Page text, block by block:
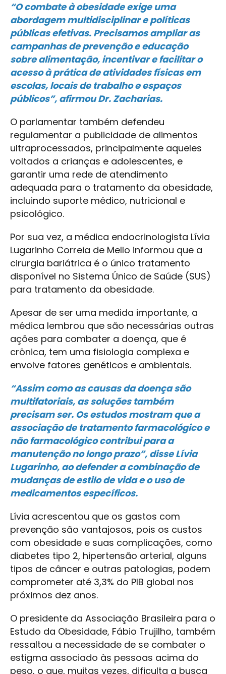
“O combate à obesidade exige uma
abordagem multidisciplinar e políticas
públicas efetivas. Precisamos ampliar as
campanhas de prevenção e educação
sobre alimentação, incentivar e facilitar o
acesso à prática de atividades físicas em
escolas, locais de trabalho e espaços
públicos”, afirmou Dr. Zacharias.
O parlamentar também defendeu
regulamentar a publicidade de alimentos
ultraprocessados, principalmente aqueles
voltados a crianças e adolescentes, e
garantir uma rede de atendimento
adequada para o tratamento da obesidade,
incluindo suporte médico, nutricional e
psicológico.
Por sua vez, a médica endocrinologista Lívia
Lugarinho Correia de Mello informou que a
cirurgia bariátrica é o único tratamento
disponível no Sistema Único de Saúde (SUS)
para tratamento da obesidade.
Apesar de ser uma medida importante, a
médica lembrou que são necessárias outras
ações para combater a doença, que é
crônica, tem uma fisiologia complexa e
envolve fatores genéticos e ambientais.
“Assim como as causas da doença são
multifatoriais, as soluções também
precisam ser. Os estudos mostram que a
associação de tratamento farmacológico e
não farmacológico contribui para a
manutenção no longo prazo”, disse Lívia
Lugarinho, ao defender a combinação de
mudanças de estilo de vida e o uso de
medicamentos específicos.
Lívia acrescentou que os gastos com
prevenção são vantajosos, pois os custos
com obesidade e suas complicações, como
diabetes tipo 2, hipertensão arterial, alguns
tipos de câncer e outras patologias, podem
comprometer até 3,3% do PIB global nos
próximos dez anos.
O presidente da Associação Brasileira para o
Estudo da Obesidade, Fábio Trujilho, também
ressaltou a necessidade de se combater o
estigma associado às pessoas acima do
peso, o que, muitas vezes, dificulta a busca